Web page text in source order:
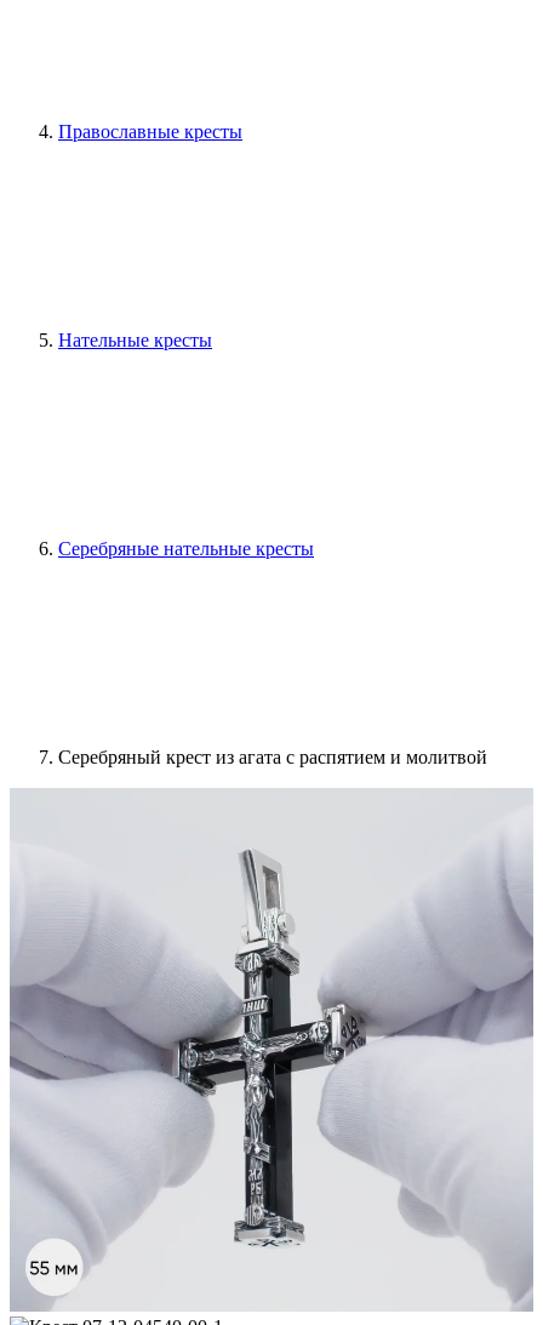
Православные кресты
Нательные кресты
Серебряные нательные кресты
Серебряный крест из агата с распятием и молитвой